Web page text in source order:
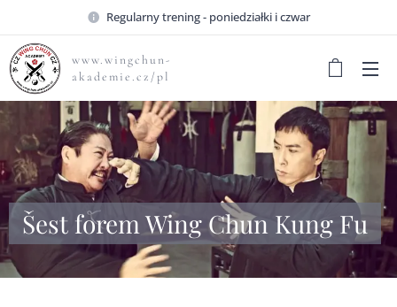
Regularny trening - poniedziałki i czwar
www.wingchun-
akademie.cz/pl
Šest forem Wing Chun Kung Fu